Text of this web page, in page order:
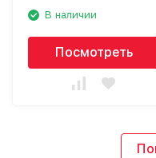
В наличии
Посмотреть